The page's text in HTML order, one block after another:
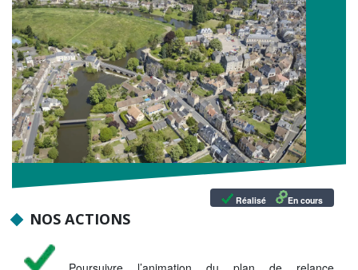
Réalisé En cours
NOS ACTIONS